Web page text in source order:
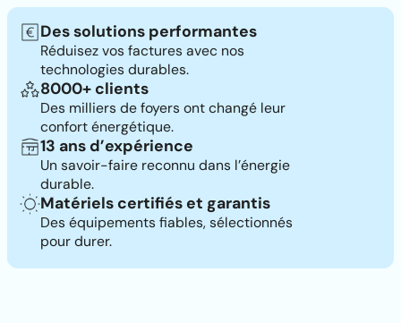
Des solutions performantes
Réduisez vos factures avec nos
technologies durables.
8000+ clients
Des milliers de foyers ont changé leur
confort énergétique.
13 ans d’expérience
Un savoir-faire reconnu dans l’énergie
durable.
Matériels certifiés et garantis
Des équipements fiables, sélectionnés
pour durer.